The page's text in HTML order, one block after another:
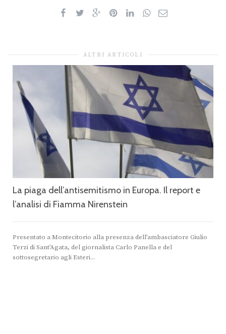
ALTRI ARTICOLI
La piaga dell’antisemitismo in Europa. Il report e
l’analisi di Fiamma Nirenstein
Presentato a Montecitorio alla presenza dell’ambasciatore Giulio
Terzi di Sant’Agata, del giornalista Carlo Panella e del
sottosegretario agli Esteri...